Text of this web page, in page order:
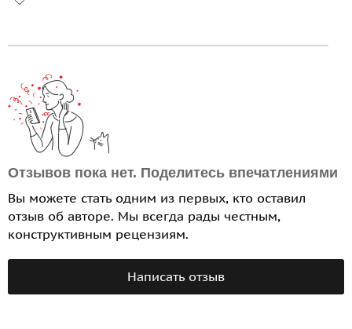
Отзывов пока нет. Поделитесь впечатлениями
Вы можете стать одним из первых, кто оставил
отзыв об авторе. Мы всегда рады честным,
конструктивным рецензиям.
Написать отзыв